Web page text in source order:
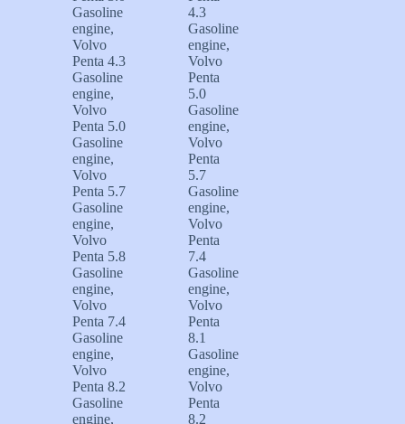
Gasoline
engine,
Volvo
Penta 4.3
Gasoline
engine,
Volvo
Penta 5.0
Gasoline
engine,
Volvo
Penta 5.7
Gasoline
engine,
Volvo
Penta 5.8
Gasoline
engine,
Volvo
Penta 7.4
Gasoline
engine,
Volvo
Penta 8.2
Gasoline
engine,
4.3
Gasoline
engine,
Volvo
Penta
5.0
Gasoline
engine,
Volvo
Penta
5.7
Gasoline
engine,
Volvo
Penta
7.4
Gasoline
engine,
Volvo
Penta
8.1
Gasoline
engine,
Volvo
Penta
8.2